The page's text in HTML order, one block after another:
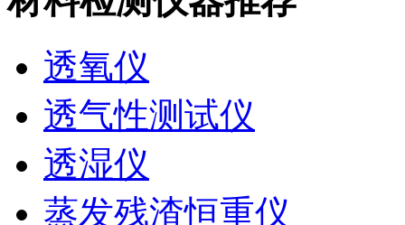
透氧仪
透气性测试仪
透湿仪
蒸发残渣恒重仪